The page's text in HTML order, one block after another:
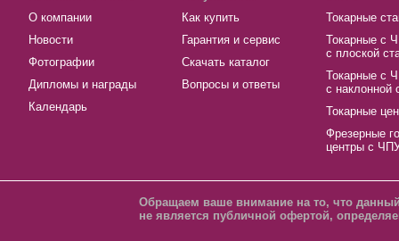
О компании
Новости
Фотографии
Дипломы и награды
Календарь
Как купить
Гарантия и сервис
Скачать каталог
Вопросы и ответы
Токарные
Токарные с
с плоской
Токарные с
с наклонной
Токарные
Фрезерные
центры с
Обращаем ваше внимание на то, что
не является публичной офертой,